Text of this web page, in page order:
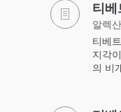
티베
알렉
티베
지각
의 비